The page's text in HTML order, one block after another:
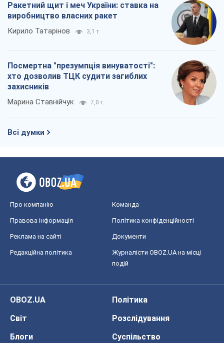
Ракетний щит і меч України: ставка на
виробництво власних ракет
Кирило Татарінов 3,1 т.
Посмертна "презумпція винуватості":
хто дозволив ТЦК судити загиблих
захисників
Марина Ставнійчук 7,0 т.
Всі думки
Про компанію Команда
Правова інформація Політика конфіденційності
Реклама на сайті Документи
Редакційна політика
Журналісти OBOZ.UA на місці
подій
OBOZ.UA
Політика
Світ
Розслідування
Блоги
Суспільство